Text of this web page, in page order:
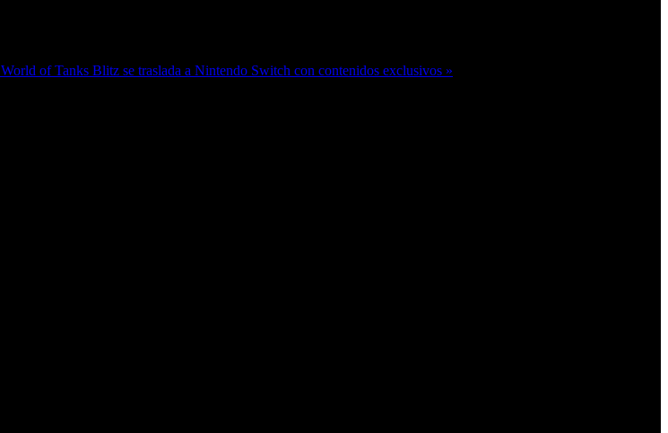
World of Tanks Blitz se traslada a Nintendo Switch con contenidos exclusivos »